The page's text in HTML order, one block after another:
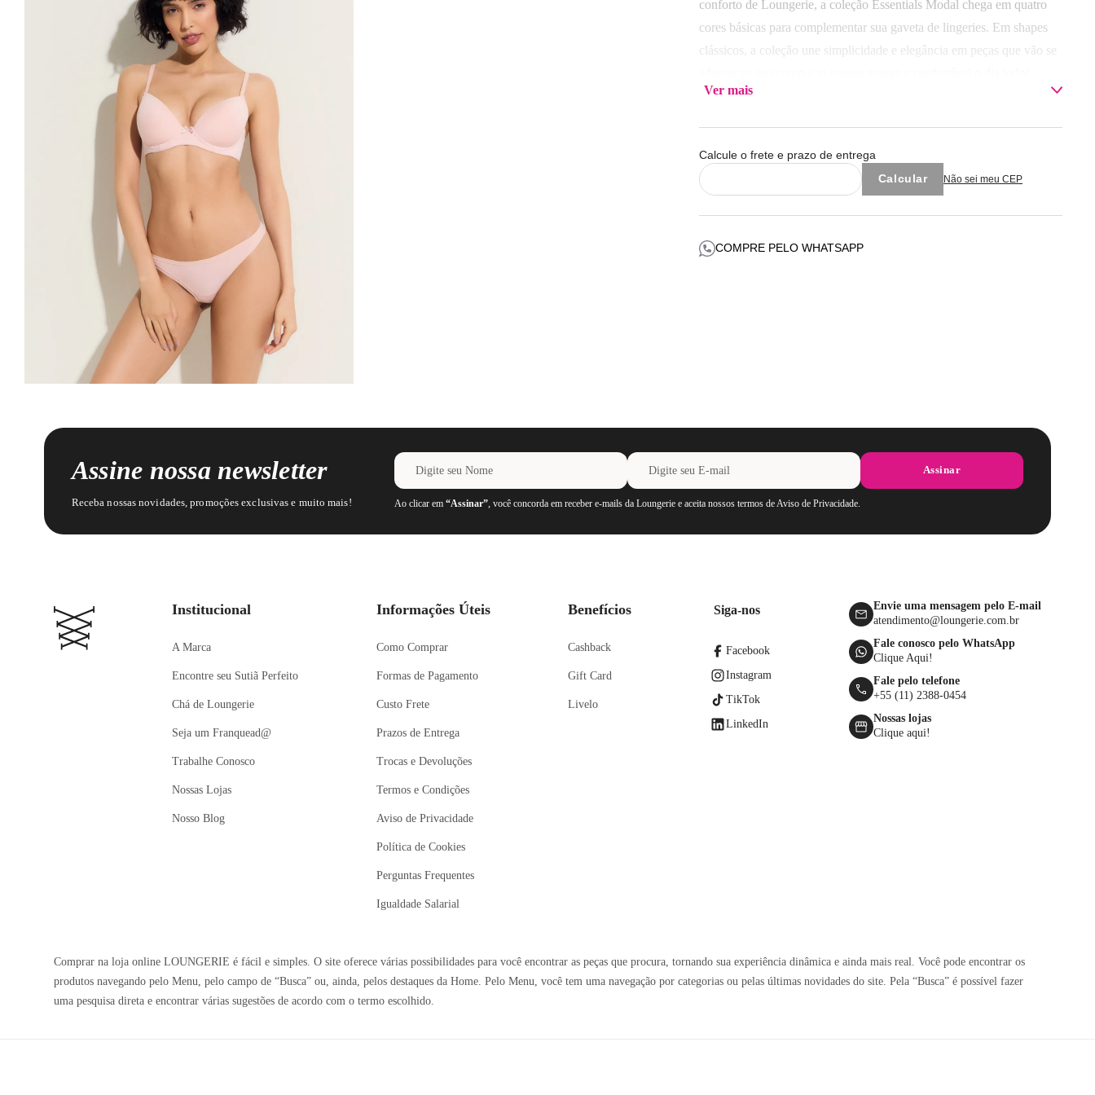
Adicionar à sacola Adicionar à sacola
conforto de Loungerie, a coleção Essentials Modal chega em quatro
cores básicas para complementar sua gaveta de lingeries. Em shapes
clássicos, a coleção une simplicidade e elegância em peças que vão se
Ver mais
Calcule o frete e prazo de entrega
Não sei meu CEP
COMPRE PELO WHATSAPP
Assine nossa newsletter
Receba nossas novidades, promoções exclusivas e muito mais!
Assinar
Ao clicar em “Assinar”, você concorda em receber e-mails da Loungerie e aceita nossos termos de Aviso de Privacidade.
Institucional
A Marca
Encontre seu Sutiã Perfeito
Chá de Loungerie
Seja um Franquead@
Trabalhe Conosco
Nossas Lojas
Nosso Blog
Informações Úteis
Como Comprar
Formas de Pagamento
Custo Frete
Prazos de Entrega
Trocas e Devoluções
Termos e Condições
Aviso de Privacidade
Política de Cookies
Perguntas Frequentes
Igualdade Salarial
Benefícios
Cashback
Gift Card
Livelo
Siga-nos
Facebook
Instagram
TikTok
LinkedIn
Envie uma mensagem pelo E-mail
atendimento@loungerie.com.br
Fale conosco pelo WhatsApp
Clique Aqui!
Fale pelo telefone
+55 (11) 2388-0454
Nossas lojas
Clique aqui!
Comprar na loja online LOUNGERIE é fácil e simples. O site oferece várias possibilidades para você encontrar as peças que procura, tornando sua experiência dinâmica e ainda mais real. Você pode encontrar os
produtos navegando pelo Menu, pelo campo de “Busca” ou, ainda, pelos destaques da Home. Pelo Menu, você tem uma navegação por categorias ou pelas últimas novidades do site. Pela “Busca” é possível fazer
uma pesquisa direta e encontrar várias sugestões de acordo com o termo escolhido.